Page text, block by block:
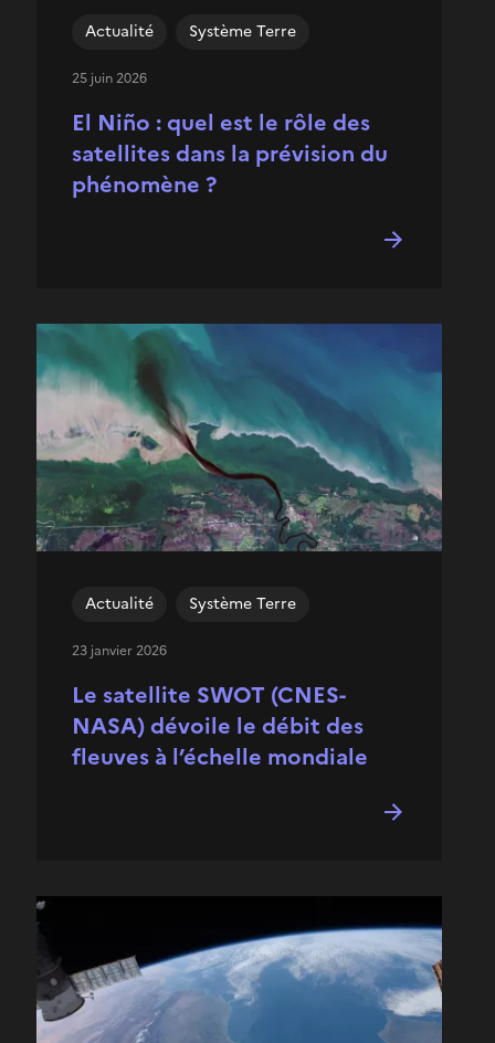
El Niño : quel est le rôle des
satellites dans la prévision du
phénomène ?
Actualité Système Terre
25 juin 2026
Le satellite SWOT (CNES-
NASA) dévoile le débit des
fleuves à l’échelle mondiale
Actualité Système Terre
23 janvier 2026